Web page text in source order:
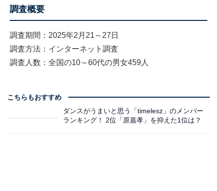
調査概要
調査期間：2025年2月21～27日
調査方法：インターネット調査
調査人数：全国の10～60代の男女459人
こちらもおすすめ
ダンスがうまいと思う「timelesz」のメンバー
ランキング！ 2位「原嘉孝」を抑えた1位は？